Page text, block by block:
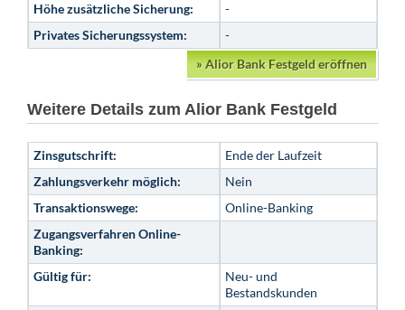
Höhe zusätzliche Sicherung:
-
Privates Sicherungssystem:
-
»Alior Bank Festgeld eröffnen
Weitere Details zum Alior Bank Festgeld
Zinsgutschrift:
Ende der Laufzeit
Zahlungsverkehr möglich:
Nein
Transaktionswege:
Online-Banking
Zugangsverfahren Online-
Banking:
Gültig für:
Neu- und
Bestandskunden